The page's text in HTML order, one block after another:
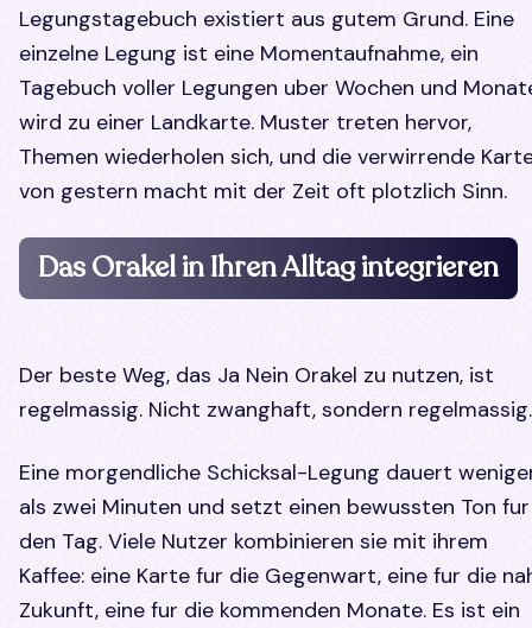
Legungstagebuch existiert aus gutem Grund. Eine
einzelne Legung ist eine Momentaufnahme, ein
Tagebuch voller Legungen uber Wochen und
wird zu einer Landkarte. Muster treten hervor,
Themen wiederholen sich, und die verwirrende
von gestern macht mit der Zeit oft plotzlich Sinn.
Das Orakel in Ihren Alltag integrieren
Der beste Weg, das Ja Nein Orakel zu nutzen, ist
regelmassig. Nicht zwanghaft, sondern regelmassig.
Eine morgendliche Schicksal-Legung dauert
als zwei Minuten und setzt einen bewussten Ton fur
den Tag. Viele Nutzer kombinieren sie mit ihrem
Kaffee: eine Karte fur die Gegenwart, eine fur die
Zukunft, eine fur die kommenden Monate. Es ist ein